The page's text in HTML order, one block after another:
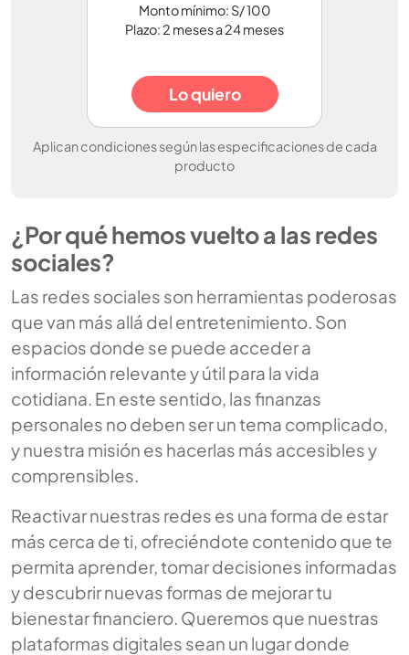
Monto mínimo: S/ 100
Plazo: 2 meses a 24 meses
Lo quiero
Aplican condiciones según las especificaciones de cada
producto
¿Por qué hemos vuelto a las redes
sociales?
Las redes sociales son herramientas poderosas
que van más allá del entretenimiento. Son
espacios donde se puede acceder a
información relevante y útil para la vida
cotidiana. En este sentido, las finanzas
personales no deben ser un tema complicado,
y nuestra misión es hacerlas más accesibles y
comprensibles.
Reactivar nuestras redes es una forma de estar
más cerca de ti, ofreciéndote contenido que te
permita aprender, tomar decisiones informadas
y descubrir nuevas formas de mejorar tu
bienestar financiero. Queremos que nuestras
plataformas digitales sean un lugar donde